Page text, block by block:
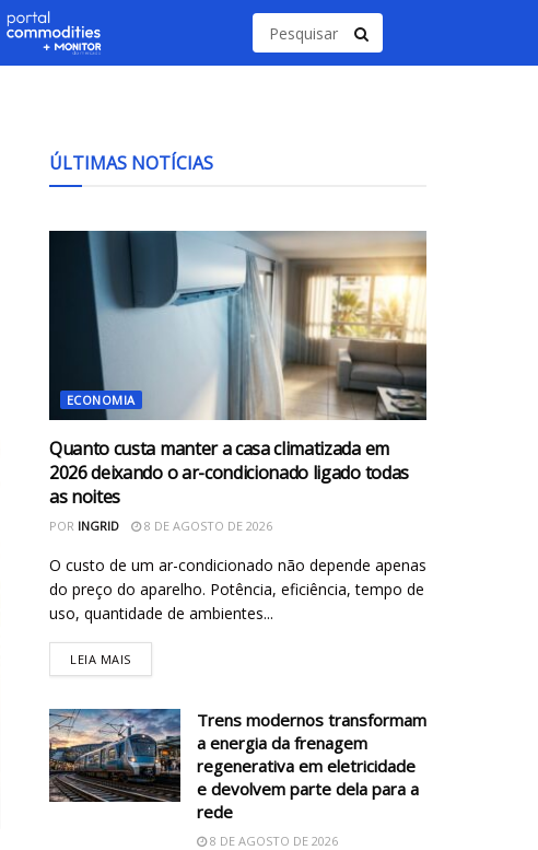
ÚLTIMAS NOTÍCIAS
ECONOMIA
Quanto custa manter a casa climatizada em
2026 deixando o ar-condicionado ligado todas
as noites
POR INGRID 8 DE AGOSTO DE 2026
O custo de um ar-condicionado não depende apenas
do preço do aparelho. Potência, eficiência, tempo de
uso, quantidade de ambientes...
LEIA MAIS
Trens modernos transformam
a energia da frenagem
regenerativa em eletricidade
e devolvem parte dela para a
rede
8 DE AGOSTO DE 2026